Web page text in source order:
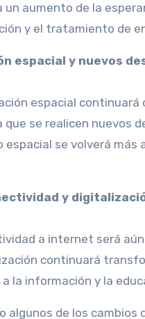
un aumento de la
y el tratamiento de
espacial y nuevos
espacial
que se realicen nuevos
espacial se volverá más
y
a internet será
continuará
a la información y la
algunos de los cambios